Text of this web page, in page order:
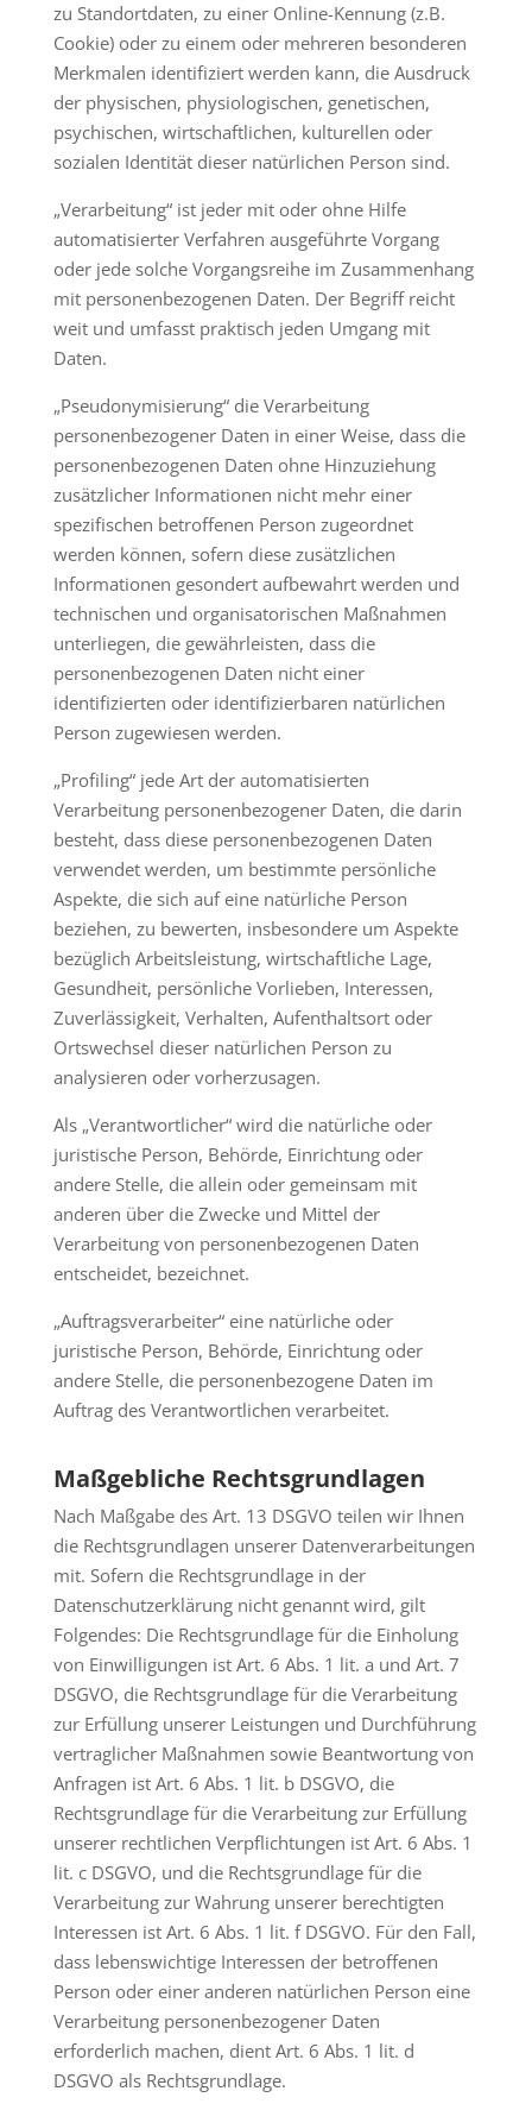
zu Standortdaten, zu einer Online-Kennung (z.B.
Cookie) oder zu einem oder mehreren besonderen
Merkmalen identifiziert werden kann, die Ausdruck
der physischen, physiologischen, genetischen,
psychischen, wirtschaftlichen, kulturellen oder
sozialen Identität dieser natürlichen Person sind.
„Verarbeitung“ ist jeder mit oder ohne Hilfe
automatisierter Verfahren ausgeführte Vorgang
oder jede solche Vorgangsreihe im Zusammenhang
mit personenbezogenen Daten. Der Begriff reicht
weit und umfasst praktisch jeden Umgang mit
Daten.
„Pseudonymisierung“ die Verarbeitung
personenbezogener Daten in einer Weise, dass die
personenbezogenen Daten ohne Hinzuziehung
zusätzlicher Informationen nicht mehr einer
spezifischen betroffenen Person zugeordnet
werden können, sofern diese zusätzlichen
Informationen gesondert aufbewahrt werden und
technischen und organisatorischen Maßnahmen
unterliegen, die gewährleisten, dass die
personenbezogenen Daten nicht einer
identifizierten oder identifizierbaren natürlichen
Person zugewiesen werden.
„Profiling“ jede Art der automatisierten
Verarbeitung personenbezogener Daten, die darin
besteht, dass diese personenbezogenen Daten
verwendet werden, um bestimmte persönliche
Aspekte, die sich auf eine natürliche Person
beziehen, zu bewerten, insbesondere um Aspekte
bezüglich Arbeitsleistung, wirtschaftliche Lage,
Gesundheit, persönliche Vorlieben, Interessen,
Zuverlässigkeit, Verhalten, Aufenthaltsort oder
Ortswechsel dieser natürlichen Person zu
analysieren oder vorherzusagen.
Als „Verantwortlicher“ wird die natürliche oder
juristische Person, Behörde, Einrichtung oder
andere Stelle, die allein oder gemeinsam mit
anderen über die Zwecke und Mittel der
Verarbeitung von personenbezogenen Daten
entscheidet, bezeichnet.
„Auftragsverarbeiter“ eine natürliche oder
juristische Person, Behörde, Einrichtung oder
andere Stelle, die personenbezogene Daten im
Auftrag des Verantwortlichen verarbeitet.
Maßgebliche Rechtsgrundlagen
Nach Maßgabe des Art. 13 DSGVO teilen wir Ihnen
die Rechtsgrundlagen unserer Datenverarbeitungen
mit. Sofern die Rechtsgrundlage in der
Datenschutzerklärung nicht genannt wird, gilt
Folgendes: Die Rechtsgrundlage für die Einholung
von Einwilligungen ist Art. 6 Abs. 1 lit. a und Art. 7
DSGVO, die Rechtsgrundlage für die Verarbeitung
zur Erfüllung unserer Leistungen und Durchführung
vertraglicher Maßnahmen sowie Beantwortung von
Anfragen ist Art. 6 Abs. 1 lit. b DSGVO, die
Rechtsgrundlage für die Verarbeitung zur Erfüllung
unserer rechtlichen Verpflichtungen ist Art. 6 Abs. 1
lit. c DSGVO, und die Rechtsgrundlage für die
Verarbeitung zur Wahrung unserer berechtigten
Interessen ist Art. 6 Abs. 1 lit. f DSGVO. Für den Fall,
dass lebenswichtige Interessen der betroffenen
Person oder einer anderen natürlichen Person eine
Verarbeitung personenbezogener Daten
erforderlich machen, dient Art. 6 Abs. 1 lit. d
DSGVO als Rechtsgrundlage.